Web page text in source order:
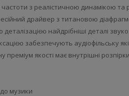
частоти з реалістичною динамікою
драйвер з титановою
найдрібніші деталі
забезпечують аудіофільську
якості має внутрішні
музики